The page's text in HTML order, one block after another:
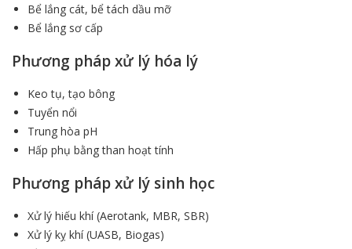
Bể lắng cát, bể tách dầu mỡ
Bể lắng sơ cấp
Phương pháp xử lý hóa lý
Keo tụ, tạo bông
Tuyển nổi
Trung hòa pH
Hấp phụ bằng than hoạt tính
Phương pháp xử lý sinh học
Xử lý hiếu khí (Aerotank, MBR, SBR)
Xử lý kỵ khí (UASB, Biogas)